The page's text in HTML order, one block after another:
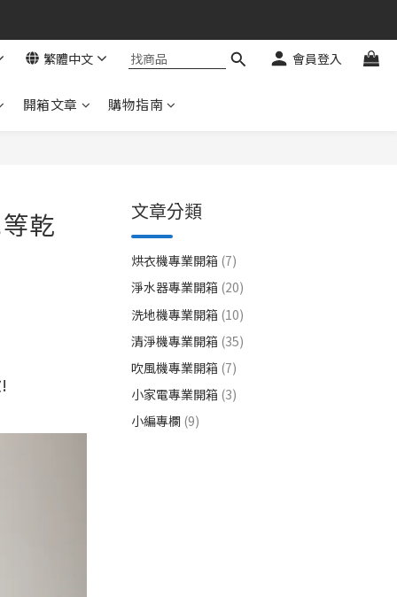
繁體中文 會員登入
開箱文章 購物指南
乾 文章分類
烘衣機專業開箱 (7)
淨水器專業開箱 (20)
洗地機專業開箱 (10)
清淨機專業開箱 (35)
吹風機專業開箱 (7)
小家電專業開箱 (3)
小編專欄 (9)